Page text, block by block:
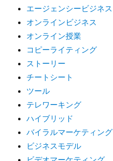
エージェンシービジネス
オンラインビジネス
オンライン授業
コピーライティング
ストーリー
チートシート
ツール
テレワーキング
ハイブリッド
バイラルマーケティング
ビジネスモデル